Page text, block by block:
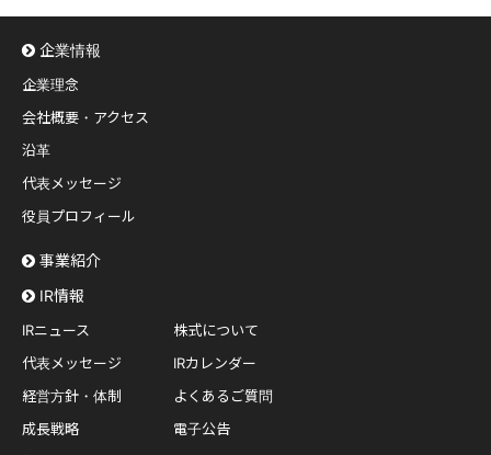
企業情報
企業理念
会社概要・アクセス
沿革
代表メッセージ
役員プロフィール
事業紹介
IR情報
IRニュース
代表メッセージ
経営方針・体制
成長戦略
株式について
IRカレンダー
よくあるご質問
電子公告